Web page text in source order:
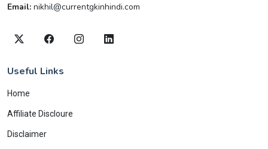
Email: nikhil@currentgkinhindi.com
Useful Links
Home
Affiliate Discloure
Disclaimer